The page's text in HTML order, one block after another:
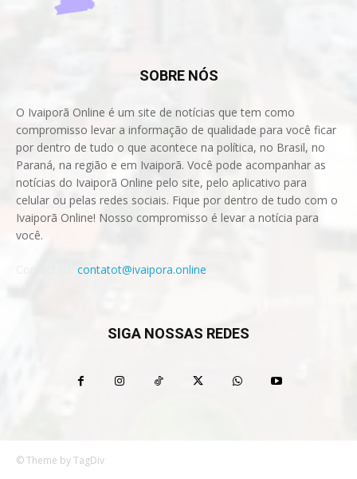
SOBRE NÓS
O Ivaiporã Online é um site de notícias que tem como
compromisso levar a informação de qualidade para você ficar
por dentro de tudo o que acontece na política, no Brasil, no
Paraná, na região e em Ivaiporã. Você pode acompanhar as
notícias do Ivaiporã Online pelo site, pelo aplicativo para
celular ou pelas redes sociais. Fique por dentro de tudo com o
Ivaiporã Online! Nosso compromisso é levar a notícia para
você.
contatot@ivaipora.online
SIGA NOSSAS REDES
© Theme by TagDiv